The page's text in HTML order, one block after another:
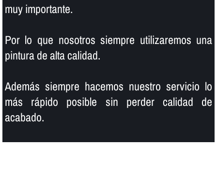
muy importante.
Por lo que nosotros siempre utilizaremos una
pintura de alta calidad.
Además siempre hacemos nuestro servicio lo
más rápido posible sin perder calidad de
acabado.